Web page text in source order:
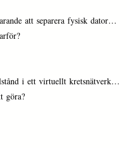
att separera fysisk dator…
i ett virtuellt kretsnätverk…
göra?